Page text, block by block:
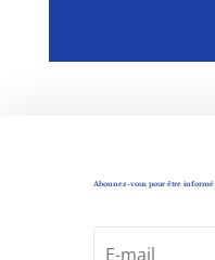
Abonnez-vous pour être informé